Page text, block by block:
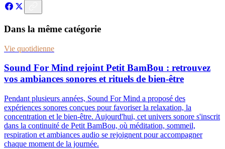
Dans la même catégorie
Vie quotidienne
Sound For Mind rejoint Petit BamBou : retrouvez
vos ambiances sonores et rituels de bien-être
Pendant plusieurs années, Sound For Mind a proposé des
expériences sonores conçues pour favoriser la relaxation, la
concentration et le bien-être. Aujourd'hui, cet univers sonore s'inscrit
dans la continuité de Petit BamBou, où méditation, sommeil,
respiration et ambiances audio se rejoignent pour accompagner
chaque moment de la journée.